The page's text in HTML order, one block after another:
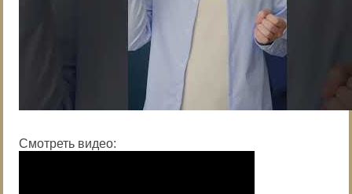
Смотреть видео: